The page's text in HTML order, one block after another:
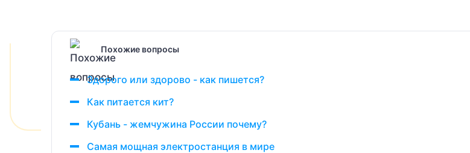
Похожие вопросы
Здорого или здорово - как пишется?
Как питается кит?
Кубань - жемчужина России почему?
Самая мощная электростанция в мире